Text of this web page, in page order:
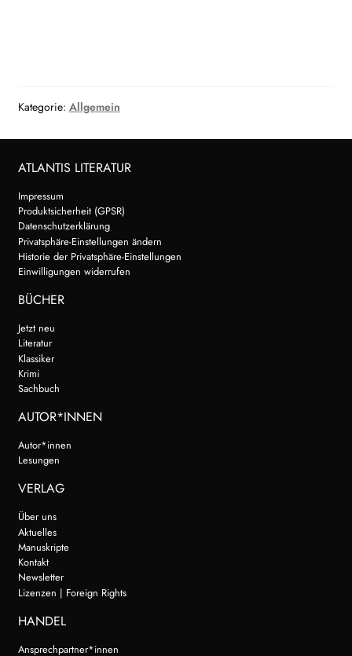
Kategorie: Allgemein
ATLANTIS LITERATUR
Impressum
Produktsicherheit (GPSR)
Datenschutzerklärung
Privatsphäre-Einstellungen ändern
Historie der Privatsphäre-Einstellungen
Einwilligungen widerrufen
BÜCHER
Jetzt neu
Literatur
Klassiker
Krimi
Sachbuch
AUTOR*INNEN
Autor*innen
Lesungen
VERLAG
Über uns
Aktuelles
Manuskripte
Kontakt
Newsletter
Lizenzen | Foreign Rights
HANDEL
Ansprechpartner*innen